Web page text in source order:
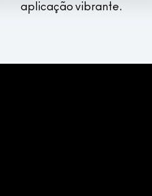
aplicação vibrante.